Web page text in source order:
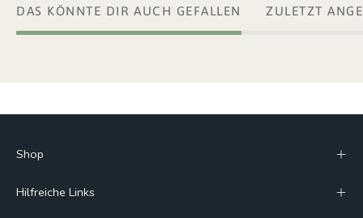
DAS KÖNNTE DIR AUCH GEFALLEN ZULETZT
Shop
Hilfreiche Links